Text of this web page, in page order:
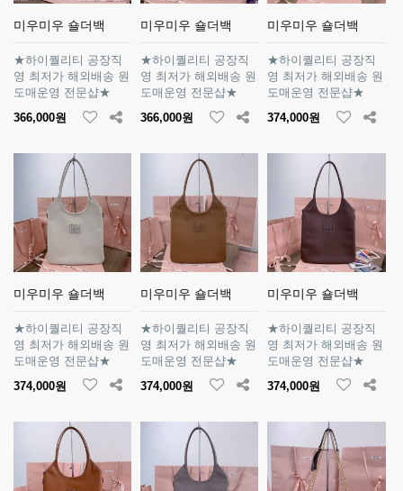
미우미우 숄더백
★하이퀄리티 공장직
영 최저가 해외배송 원
도매운영 전문샵★
366,000원
미우미우 숄더백
★하이퀄리티 공장직
영 최저가 해외배송 원
도매운영 전문샵★
366,000원
미우미우 숄더백
★하이퀄리티 공장직
영 최저가 해외배송 원
도매운영 전문샵★
374,000원
미우미우 숄더백
★하이퀄리티 공장직
영 최저가 해외배송 원
도매운영 전문샵★
374,000원
미우미우 숄더백
★하이퀄리티 공장직
영 최저가 해외배송 원
도매운영 전문샵★
374,000원
미우미우 숄더백
★하이퀄리티 공장직
영 최저가 해외배송 원
도매운영 전문샵★
374,000원